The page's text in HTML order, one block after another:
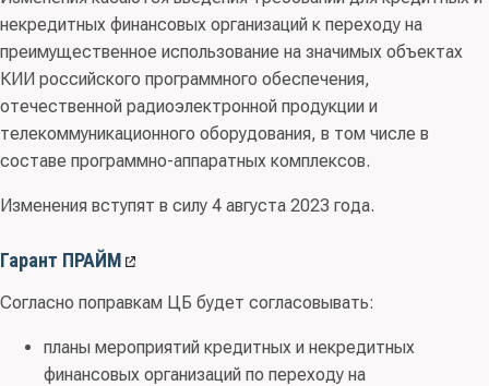
некредитных финансовых организаций к переходу на
преимущественное использование на значимых объектах
КИИ российского программного обеспечения,
отечественной радиоэлектронной продукции и
телекоммуникационного оборудования, в том числе в
составе программно-аппаратных комплексов.
Изменения вступят в силу 4 августа 2023 года.
Гарант ПРАЙМ
Согласно поправкам ЦБ будет согласовывать:
планы мероприятий кредитных и некредитных
финансовых организаций по переходу на